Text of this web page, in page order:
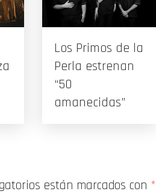
Los Primos de la
Perla estrenan
“50
amanecidas”
están marcados con *